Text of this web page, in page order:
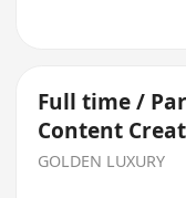
Full time /
Content
GOLDEN LUXURY